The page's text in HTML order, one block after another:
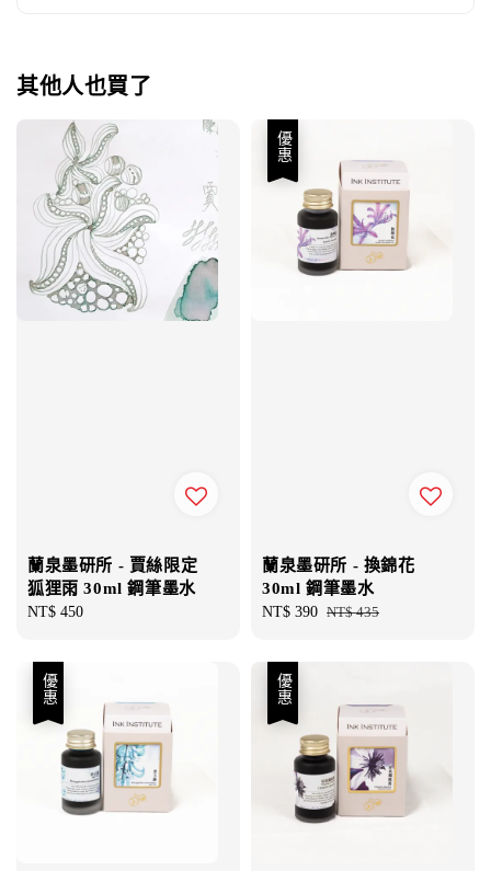
其他人也買了
蘭泉墨研所 - 賈絲限定
狐狸雨 30ml 鋼筆墨水
Regular
NT$ 450
優惠
蘭泉墨研所 - 換錦花
30ml 鋼筆墨水
Sale
NT$ 390 Regular
NT$ 435
優惠 優惠